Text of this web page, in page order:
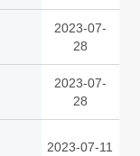
2023-07-
28
2023-07-
28
2023-07-11